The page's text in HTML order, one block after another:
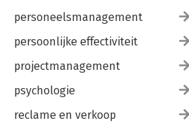
personeelsmanagement
persoonlijke effectiviteit
projectmanagement
psychologie
reclame en verkoop